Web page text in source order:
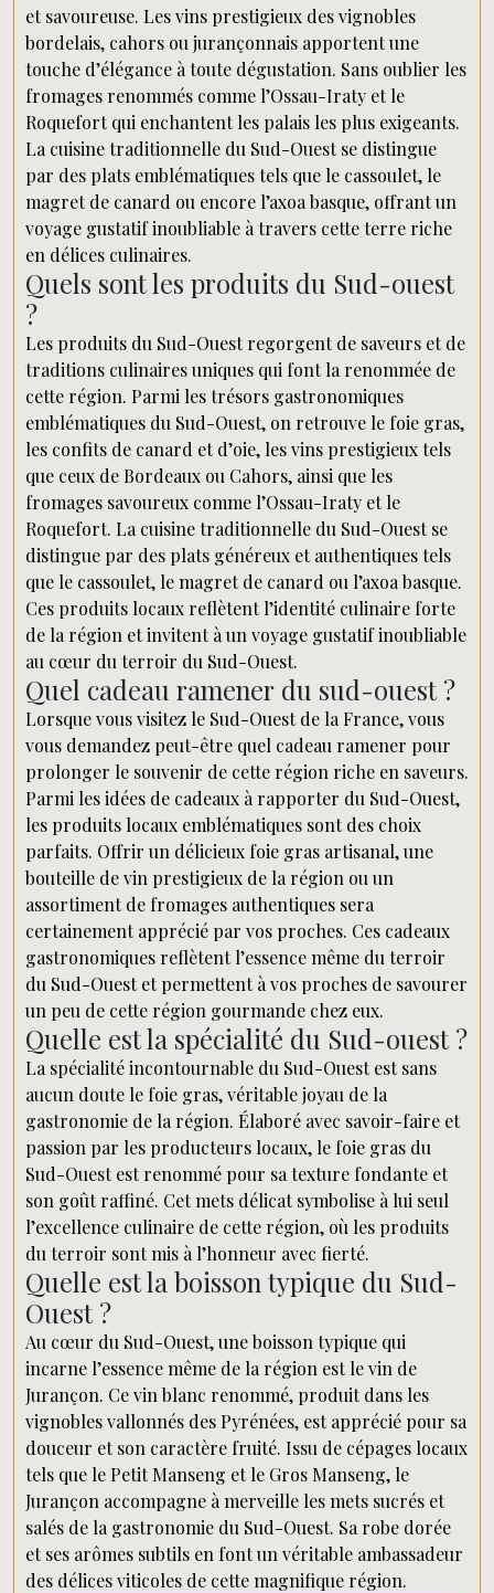
et savoureuse. Les vins prestigieux des vignobles
bordelais, cahors ou jurançonnais apportent une
touche d’élégance à toute dégustation. Sans oublier les
fromages renommés comme l’Ossau-Iraty et le
Roquefort qui enchantent les palais les plus exigeants.
La cuisine traditionnelle du Sud-Ouest se distingue
par des plats emblématiques tels que le cassoulet, le
magret de canard ou encore l’axoa basque, offrant un
voyage gustatif inoubliable à travers cette terre riche
en délices culinaires.
Quels sont les produits du Sud-ouest
?
Les produits du Sud-Ouest regorgent de saveurs et de
traditions culinaires uniques qui font la renommée de
cette région. Parmi les trésors gastronomiques
emblématiques du Sud-Ouest, on retrouve le foie gras,
les confits de canard et d’oie, les vins prestigieux tels
que ceux de Bordeaux ou Cahors, ainsi que les
fromages savoureux comme l’Ossau-Iraty et le
Roquefort. La cuisine traditionnelle du Sud-Ouest se
distingue par des plats généreux et authentiques tels
que le cassoulet, le magret de canard ou l’axoa basque.
Ces produits locaux reflètent l’identité culinaire forte
de la région et invitent à un voyage gustatif inoubliable
au cœur du terroir du Sud-Ouest.
Quel cadeau ramener du sud-ouest ?
Lorsque vous visitez le Sud-Ouest de la France, vous
vous demandez peut-être quel cadeau ramener pour
prolonger le souvenir de cette région riche en saveurs.
Parmi les idées de cadeaux à rapporter du Sud-Ouest,
les produits locaux emblématiques sont des choix
parfaits. Offrir un délicieux foie gras artisanal, une
bouteille de vin prestigieux de la région ou un
assortiment de fromages authentiques sera
certainement apprécié par vos proches. Ces cadeaux
gastronomiques reflètent l’essence même du terroir
du Sud-Ouest et permettent à vos proches de savourer
un peu de cette région gourmande chez eux.
Quelle est la spécialité du Sud-ouest ?
La spécialité incontournable du Sud-Ouest est sans
aucun doute le foie gras, véritable joyau de la
gastronomie de la région. Élaboré avec savoir-faire et
passion par les producteurs locaux, le foie gras du
Sud-Ouest est renommé pour sa texture fondante et
son goût raffiné. Cet mets délicat symbolise à lui seul
l’excellence culinaire de cette région, où les produits
du terroir sont mis à l’honneur avec fierté.
Quelle est la boisson typique du Sud-
Ouest ?
Au cœur du Sud-Ouest, une boisson typique qui
incarne l’essence même de la région est le vin de
Jurançon. Ce vin blanc renommé, produit dans les
vignobles vallonnés des Pyrénées, est apprécié pour sa
douceur et son caractère fruité. Issu de cépages locaux
tels que le Petit Manseng et le Gros Manseng, le
Jurançon accompagne à merveille les mets sucrés et
salés de la gastronomie du Sud-Ouest. Sa robe dorée
et ses arômes subtils en font un véritable ambassadeur
des délices viticoles de cette magnifique région.